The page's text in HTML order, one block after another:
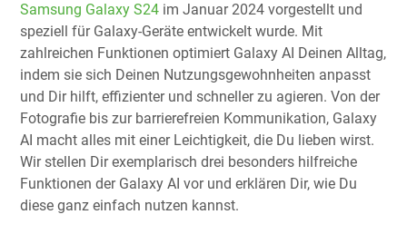
Samsung Galaxy S24 im Januar 2024 vorgestellt und
speziell für Galaxy-Geräte entwickelt wurde. Mit
zahlreichen Funktionen optimiert Galaxy AI Deinen Alltag,
indem sie sich Deinen Nutzungsgewohnheiten anpasst
und Dir hilft, effizienter und schneller zu agieren. Von der
Fotografie bis zur barrierefreien Kommunikation, Galaxy
AI macht alles mit einer Leichtigkeit, die Du lieben wirst.
Wir stellen Dir exemplarisch drei besonders hilfreiche
Funktionen der Galaxy AI vor und erklären Dir, wie Du
diese ganz einfach nutzen kannst.